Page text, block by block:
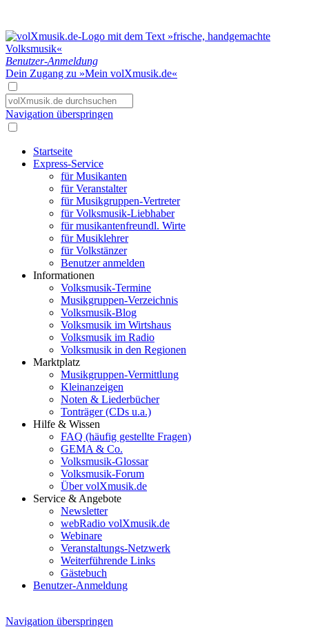
Benutzer-Anmeldung
Dein Zugang zu »Mein volXmusik.de«
Navigation überspringen
Startseite
Express-Service
für Musikanten
für Veranstalter
für Musikgruppen-Vertreter
für Volksmusik-Liebhaber
für musikantenfreundl. Wirte
für Musiklehrer
für Volkstänzer
Benutzer anmelden
Informationen
Volksmusik-Termine
Musikgruppen-Verzeichnis
Volksmusik-Blog
Volksmusik im Wirtshaus
Volksmusik im Radio
Volksmusik in den Regionen
Marktplatz
Musikgruppen-Vermittlung
Kleinanzeigen
Noten & Liederbücher
Tonträger (CDs u.a.)
Hilfe & Wissen
FAQ (häufig gestellte Fragen)
GEMA & Co.
Volksmusik-Glossar
Volksmusik-Forum
Über volXmusik.de
Service & Angebote
Newsletter
webRadio volXmusik.de
Webinare
Veranstaltungs-Netzwerk
Weiterführende Links
Gästebuch
Benutzer-Anmeldung
Navigation überspringen